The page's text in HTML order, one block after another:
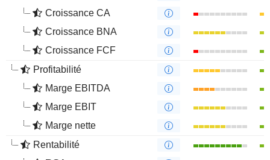
Croissance CA
Croissance BNA
Croissance FCF
Profitabilité
Marge EBITDA
Marge EBIT
Marge nette
Rentabilité